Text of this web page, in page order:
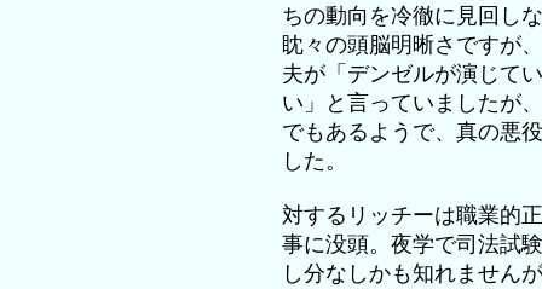
ちの動向を冷徹に見回し
眈々の頭脳明晰さですが
夫が「デンゼルが演じて
い」と言っていましたが
でもあるようで、真の悪
した。
対するリッチーは職業的
事に没頭。夜学で司法試
し分なしかも知れません